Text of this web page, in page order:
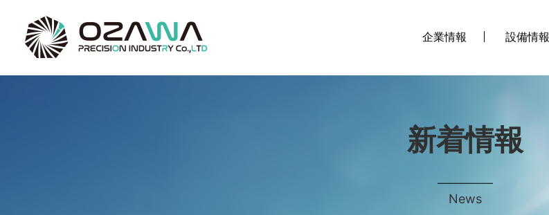
企業情報 設備情報
新着情報
News